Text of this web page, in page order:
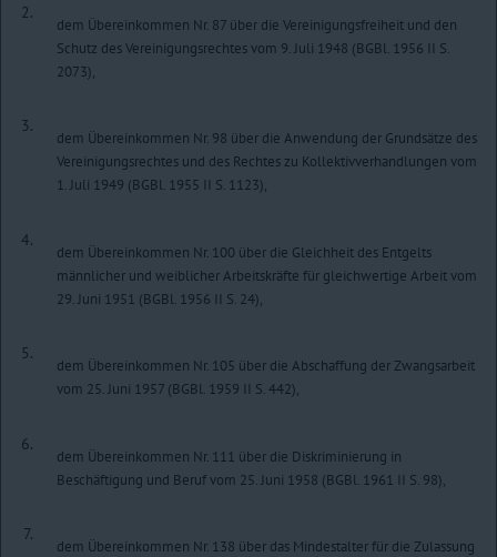
2.
dem Übereinkommen Nr. 87 über die Vereinigungsfreiheit und den
Schutz des Vereinigungsrechtes vom 9. Juli 1948 (BGBl. 1956 II S.
2073),
3.
dem Übereinkommen Nr. 98 über die Anwendung der Grundsätze des
Vereinigungsrechtes und des Rechtes zu Kollektivverhandlungen vom
1. Juli 1949 (BGBl. 1955 II S. 1123),
4.
dem Übereinkommen Nr. 100 über die Gleichheit des Entgelts
männlicher und weiblicher Arbeitskräfte für gleichwertige Arbeit vom
29. Juni 1951 (BGBl. 1956 II S. 24),
5.
dem Übereinkommen Nr. 105 über die Abschaffung der Zwangsarbeit
vom 25. Juni 1957 (BGBl. 1959 II S. 442),
6.
dem Übereinkommen Nr. 111 über die Diskriminierung in
Beschäftigung und Beruf vom 25. Juni 1958 (BGBl. 1961 II S. 98),
7.
dem Übereinkommen Nr. 138 über das Mindestalter für die Zulassung